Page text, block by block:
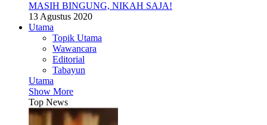
MASIH BINGUNG, NIKAH SAJA!
13 Agustus 2020
Utama
Topik Utama
Wawancara
Editorial
Tabayun
Utama
Show More
Top News